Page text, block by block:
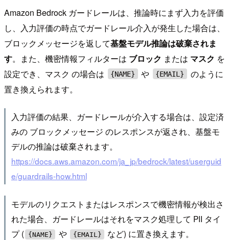
Amazon Bedrock ガードレールは、推論時にまず入力を評価
し、入力評価の時点でガードレール介入が発生した場合は、
ブロックメッセージを返して基盤モデル推論は破棄されま
す。また、機密情報フィルターは ブロック または マスク を
設定でき、マスク の場合は
{NAME} や {EMAIL}
のように
置き換えられます。
入力評価の結果、ガードレールが介入する場合は、設定済
みの ブロックメッセージ のレスポンスが返され、基盤モ
デルの推論は破棄されます。
https://docs.aws.amazon.com/ja_jp/bedrock/latest/userguid
e/guardrails-how.html
モデルのリクエストまたはレスポンスで機密情報が検出さ
れた場合、ガードレールはそれをマスク処理して PII タイ
プ (
{NAME} や {EMAIL}
など) に置き換えます。